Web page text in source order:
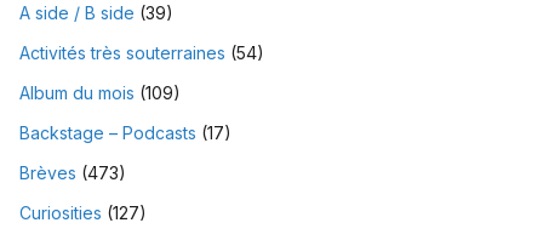
A side / B side (39)
Activités très souterraines (54)
Album du mois (109)
Backstage – Podcasts (17)
Brèves (473)
Curiosities (127)